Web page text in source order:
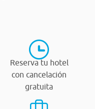
Reserva tu hotel
con cancelación
gratuita